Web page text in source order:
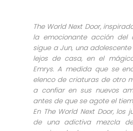
The World Next Door,
la emocionante acción del
sigue a Jun, una
lejos de casa, en el
Emrys. A medida que se
elenco de criaturas de otro
a confiar en sus nuevos
antes de que se agote el
En The World Next Door,
de una adictiva mezcla